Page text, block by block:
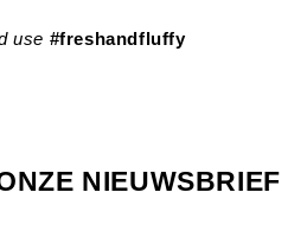
use #freshandfluffy
NIEUWSBRIEF